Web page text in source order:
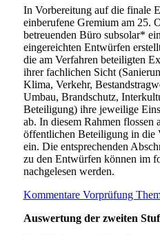
In Vorbereitung auf die finale
einberufene Gremium am 25.
betreuenden Büro subsolar*
eingereichten Entwürfen
die am Verfahren beteiligten
ihrer fachlichen Sicht
Klima, Verkehr,
Umbau, Brandschutz,
Beteiligung) ihre jeweilige
ab. In diesem Rahmen flossen
öffentlichen Beteiligung in die
ein. Die entsprechenden
zu den Entwürfen können im
nachgelesen werden.
Kommentare Vorprüfung
Auswertung der zweiten